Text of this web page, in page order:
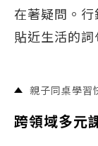
在著疑問。
貼近生活的詞
親子同桌學習
跨領域多元